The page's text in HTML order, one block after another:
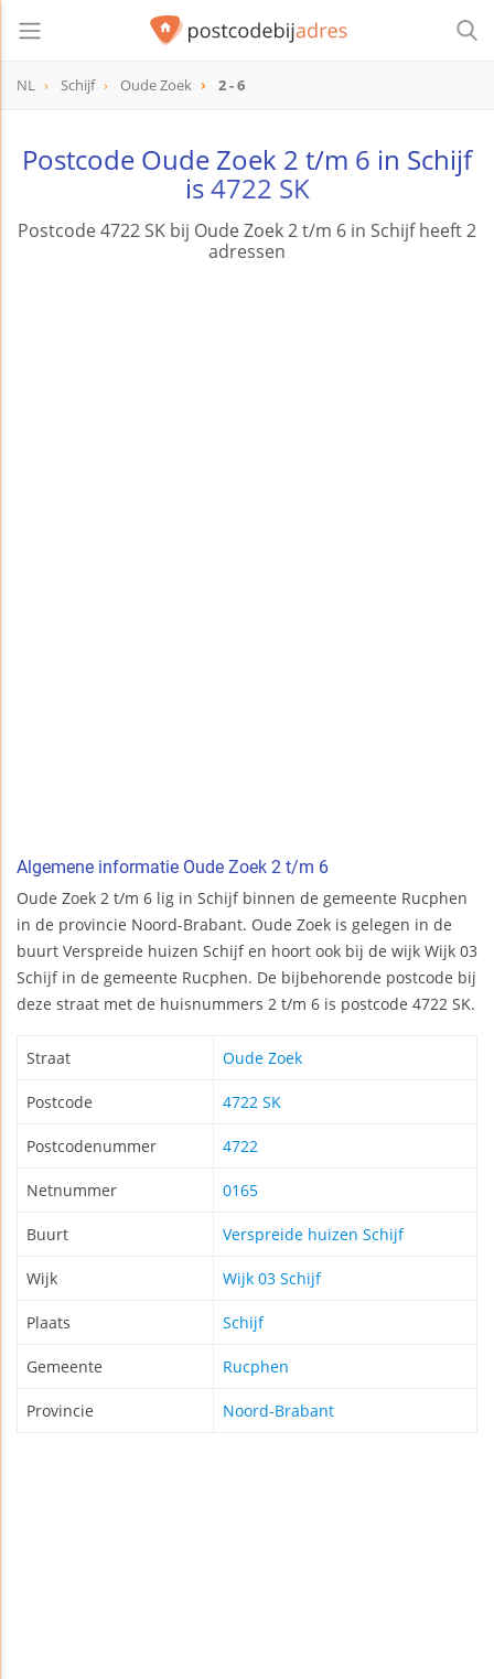
NL Schijf Oude Zoek 2 - 6
Postcode Oude Zoek 2 t/m 6 in Schijf
is4722 SK
Postcode 4722 SK bij Oude Zoek 2 t/m 6 in Schijf heeft 2
adressen
Algemene informatie Oude Zoek 2 t/m 6
Oude Zoek 2 t/m 6 lig in Schijf binnen de gemeente Rucphen
in de provincie Noord-Brabant. Oude Zoek is gelegen in de
buurt Verspreide huizen Schijf en hoort ook bij de wijk Wijk 03
Schijf in de gemeente Rucphen. De bijbehorende postcode bij
deze straat met de huisnummers 2 t/m 6 is postcode 4722 SK.
Straat Oude Zoek
Postcode 4722 SK
Postcodenummer 4722
Netnummer 0165
Buurt Verspreide huizen Schijf
Wijk Wijk 03 Schijf
Plaats Schijf
Gemeente Rucphen
Provincie Noord-Brabant